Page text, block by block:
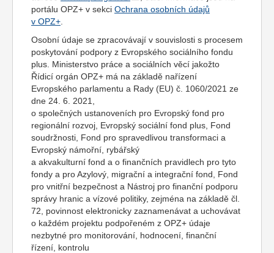
portálu OPZ+ v sekci Ochrana osobních údajů
v OPZ+
Osobní údaje se zpracovávají v souvislosti s procesem
poskytování podpory z Evropského sociálního fondu
plus. Ministerstvo práce a sociálních věcí jakožto
Řídicí orgán OPZ+ má na základě nařízení
Evropského parlamentu a Rady (EU) č. 1060/2021 ze
dne 24. 6. 2021,
o společných ustanoveních pro Evropský fond pro
regionální rozvoj, Evropský sociální fond plus, Fond
soudržnosti, Fond pro spravedlivou transformaci a
Evropský námořní, rybářský
a akvakulturní fond a o finančních pravidlech pro tyto
fondy a pro Azylový, migrační a integrační fond, Fond
pro vnitřní bezpečnost a Nástroj pro finanční podporu
správy hranic a vízové politiky, zejména na základě čl.
72, povinnost elektronicky zaznamenávat a uchovávat
o každém projektu podpořeném z OPZ+ údaje
nezbytné pro monitorování, hodnocení, finanční
řízení, kontrolu